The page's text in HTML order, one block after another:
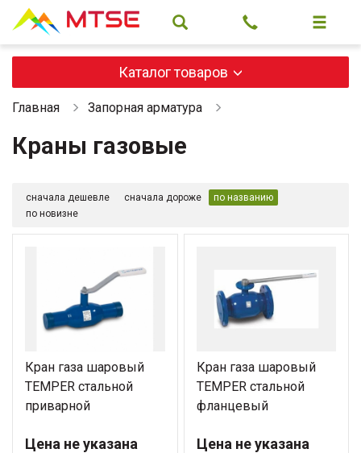
Каталог товаров
Главная Запорная арматура
Краны газовые
сначала дешевле сначала дороже
по названию
по новизне
Кран газа шаровый
TEMPER стальной
приварной
Цена не указана
Кран газа шаровый
TEMPER стальной
фланцевый
Цена не указана